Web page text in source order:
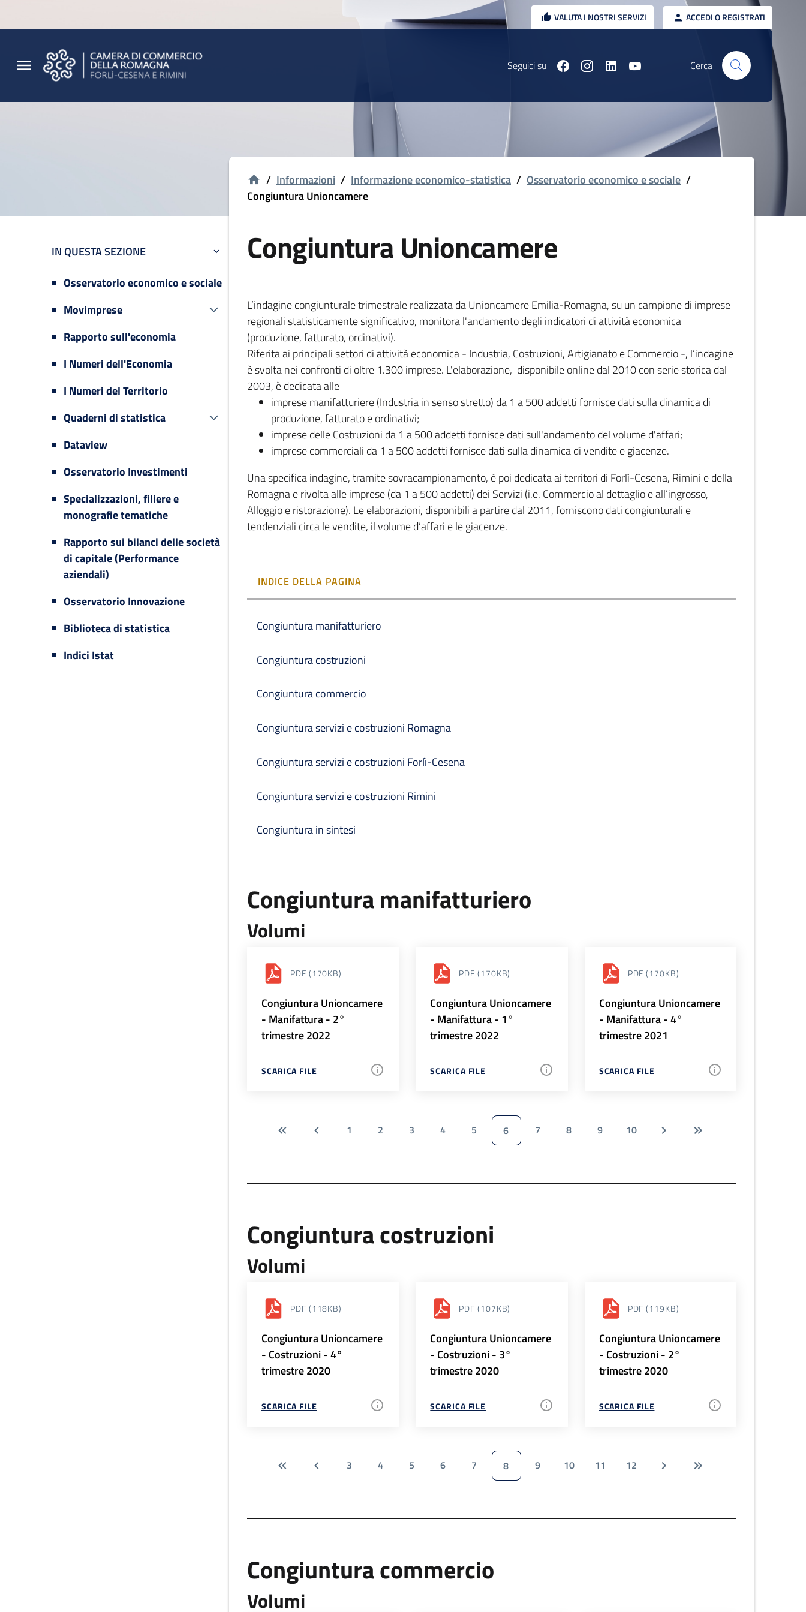
VALUTA I NOSTRI SERVIZI ACCEDI O REGISTRATI
Seguici su Cerca
IN QUESTA SEZIONE
Osservatorio economico e sociale
Movimprese
Rapporto sull'economia
I Numeri dell'Economia
I Numeri del Territorio
Quaderni di statistica
Dataview
Osservatorio Investimenti
Specializzazioni, filiere e
monografie tematiche
Rapporto sui bilanci delle società
di capitale (Performance
aziendali)
Osservatorio Innovazione
Biblioteca di statistica
Indici Istat
/ Informazioni / Informazione economico-statistica / Osservatorio economico e sociale /
Congiuntura Unioncamere
Congiuntura Unioncamere
L’indagine congiunturale trimestrale realizzata da Unioncamere Emilia-Romagna, su un campione di imprese
regionali statisticamente significativo, monitora l'andamento degli indicatori di attività economica
(produzione, fatturato, ordinativi).
Riferita ai principali settori di attività economica - Industria, Costruzioni, Artigianato e Commercio -, l’indagine
è svolta nei confronti di oltre 1.300 imprese. L'elaborazione, disponibile online dal 2010 con serie storica dal
2003, è dedicata alle
imprese manifatturiere (Industria in senso stretto) da 1 a 500 addetti fornisce dati sulla dinamica di
produzione, fatturato e ordinativi;
imprese delle Costruzioni da 1 a 500 addetti fornisce dati sull'andamento del volume d'affari;
imprese commerciali da 1 a 500 addetti fornisce dati sulla dinamica di vendite e giacenze.
Una specifica indagine, tramite sovracampionamento, è poi dedicata ai territori di Forlì-Cesena, Rimini e della
Romagna e rivolta alle imprese (da 1 a 500 addetti) dei Servizi (i.e. Commercio al dettaglio e all’ingrosso,
Alloggio e ristorazione). Le elaborazioni, disponibili a partire dal 2011, forniscono dati congiunturali e
tendenziali circa le vendite, il volume d’affari e le giacenze.
INDICE DELLA PAGINA
Congiuntura manifatturiero
Congiuntura costruzioni
Congiuntura commercio
Congiuntura servizi e costruzioni Romagna
Congiuntura servizi e costruzioni Forlì-Cesena
Congiuntura servizi e costruzioni Rimini
Congiuntura in sintesi
Congiuntura manifatturiero
Volumi
PDF (170KB)
Congiuntura Unioncamere
- Manifattura - 2°
trimestre 2022
SCARICA FILE
PDF (170KB)
Congiuntura Unioncamere
- Manifattura - 1°
trimestre 2022
SCARICA FILE
PDF (170KB)
Congiuntura Unioncamere
- Manifattura - 4°
trimestre 2021
SCARICA FILE
1 2 3 4 5 6 7 8 9 10
Congiuntura costruzioni
Volumi
PDF (118KB)
Congiuntura Unioncamere
- Costruzioni - 4°
trimestre 2020
SCARICA FILE
PDF (107KB)
Congiuntura Unioncamere
- Costruzioni - 3°
trimestre 2020
SCARICA FILE
PDF (119KB)
Congiuntura Unioncamere
- Costruzioni - 2°
trimestre 2020
SCARICA FILE
3 4 5 6 7 8 9 10 11 12
Congiuntura commercio
Volumi